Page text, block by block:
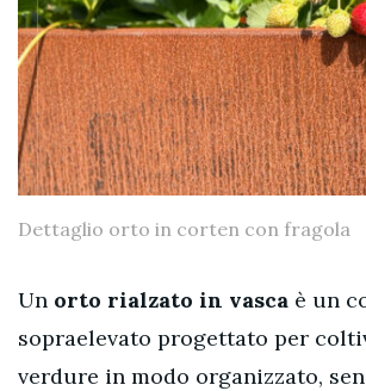
Dettaglio orto in corten con fragola
Un orto rialzato in vasca è un
sopraelevato progettato per
verdure in modo organizzato,